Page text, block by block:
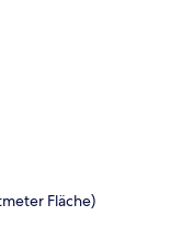
Fläche)